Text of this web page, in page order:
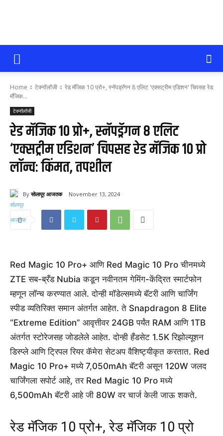
सोलापूर
आजतक
Home टेक्नॉलॉजी
रेड मॅजिक 10 प्रो+, स्नॅपड्रॅगन 8 एलिट 'एक्सट्रीम एडिशन' चिपसह रेड
मॅजिक...
टेक्नॉलॉजी
रेड मॅजिक 10 प्रो+, स्नॅपड्रॅगन 8 एलिट
‘एक्सट्रीम एडिशन’ चिपसह रेड मॅजिक 10 प्रो
लॉन्च: किंमत, तपशील
By सोलापूर आजतक November 13, 2024
Red Magic 10 Pro+ आणि Red Magic 10 Pro चीनमध्ये
ZTE सब-ब्रँड Nubia कडून नवीनतम गेमिंग-केंद्रित स्मार्टफोन
म्हणून लॉन्च करण्यात आले. दोन्ही मॉडेल्समध्ये बॅटरी आणि चार्जिंग
स्पीड व्यतिरिक्त समान अंतर्गत आहेत. ते Snapdragon 8 Elite
“Extreme Edition” आवृत्तीवर 24GB पर्यंत RAM आणि 1TB
अंतर्गत स्टोरेजसह जोडलेले आहेत. दोन्ही हँडसेट 1.5K रिझोल्यूशन
डिस्प्ले आणि ट्रिपल रियर कॅमेरा सेटअप वैशिष्ट्यीकृत करतात. Red
Magic 10 Pro+ मध्ये 7,050mAh बॅटरी असून 120W जलद
चार्जिंगला सपोर्ट आहे, तर Red Magic 10 Pro मध्ये
6,500mAh बॅटरी आहे जी 80W वर चार्ज केली जाऊ शकते.
रेड मॅजिक 10 प्रो+, रेड मॅजिक 10 प्रो